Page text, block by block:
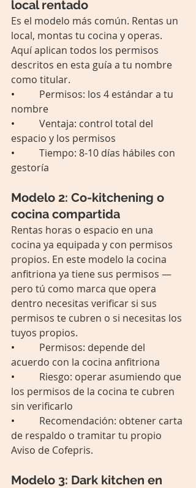
local rentado
Es el modelo más común. Rentas un
local, montas tu cocina y operas.
Aquí aplican todos los permisos
descritos en esta guía a tu nombre
como titular.
• Permisos: los 4 estándar a tu
nombre
• Ventaja: control total del
espacio y los permisos
• Tiempo: 8-10 días hábiles con
gestoría
Modelo 2: Co-kitchening o
cocina compartida
Rentas horas o espacio en una
cocina ya equipada y con permisos
propios. En este modelo la cocina
anfitriona ya tiene sus permisos —
pero tú como marca que opera
dentro necesitas verificar si sus
permisos te cubren o si necesitas los
tuyos propios.
• Permisos: depende del
acuerdo con la cocina anfitriona
• Riesgo: operar asumiendo que
los permisos de la cocina te cubren
sin verificarlo
• Recomendación: obtener carta
de respaldo o tramitar tu propio
Aviso de Cofepris.
Modelo 3: Dark kitchen en